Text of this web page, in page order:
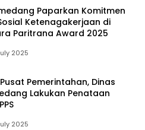
Paparkan Komitmen
Ketenagakerjaan di
Paritrana Award 2025
2025
Pemerintahan, Dinas
Lakukan Penataan
2025